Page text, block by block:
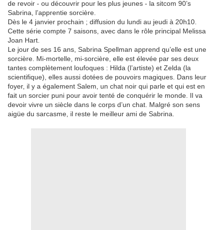
de revoir - ou découvrir pour les plus jeunes - la sitcom 90’s
Sabrina, l’apprentie sorcière.
Dès le 4 janvier prochain ; diffusion du lundi au jeudi à 20h10.
Cette série compte 7 saisons, avec dans le rôle principal Melissa
Joan Hart.
Le jour de ses 16 ans, Sabrina Spellman apprend qu’elle est une
sorcière. Mi-mortelle, mi-sorcière, elle est élevée par ses deux
tantes complètement loufoques : Hilda (l’artiste) et Zelda (la
scientifique), elles aussi dotées de pouvoirs magiques. Dans leur
foyer, il y a également Salem, un chat noir qui parle et qui est en
fait un sorcier puni pour avoir tenté de conquérir le monde. Il va
devoir vivre un siècle dans le corps d’un chat. Malgré son sens
aigüe du sarcasme, il reste le meilleur ami de Sabrina.